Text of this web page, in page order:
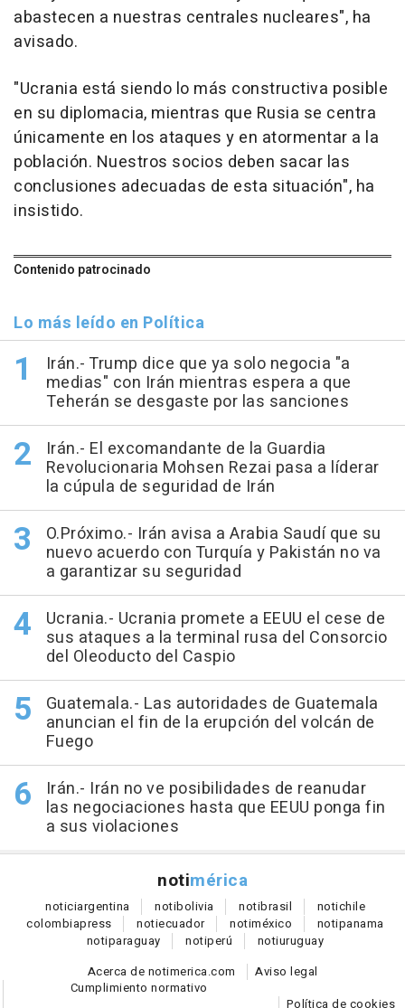
abastecen a nuestras centrales nucleares", ha
avisado.
"Ucrania está siendo lo más constructiva posible
en su diplomacia, mientras que Rusia se centra
únicamente en los ataques y en atormentar a la
población. Nuestros socios deben sacar las
conclusiones adecuadas de esta situación", ha
insistido.
Contenido patrocinado
Lo más leído en Política
Irán.- Trump dice que ya solo negocia "a
medias" con Irán mientras espera a que
Teherán se desgaste por las sanciones
Irán.- El excomandante de la Guardia
Revolucionaria Mohsen Rezai pasa a líderar
la cúpula de seguridad de Irán
O.Próximo.- Irán avisa a Arabia Saudí que su
nuevo acuerdo con Turquía y Pakistán no va
a garantizar su seguridad
Ucrania.- Ucrania promete a EEUU el cese de
sus ataques a la terminal rusa del Consorcio
del Oleoducto del Caspio
Guatemala.- Las autoridades de Guatemala
anuncian el fin de la erupción del volcán de
Fuego
Irán.- Irán no ve posibilidades de reanudar
las negociaciones hasta que EEUU ponga fin
a sus violaciones
notimérica
noticiargentina notibolivia notibrasil notichile
colombiapress notiecuador notiméxico notipanama
notiparaguay notiperú notiuruguay
Acerca de notimerica.com
Aviso legal
Cumplimiento normativo
Política de cookies